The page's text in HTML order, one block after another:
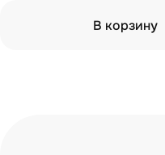
В корзину